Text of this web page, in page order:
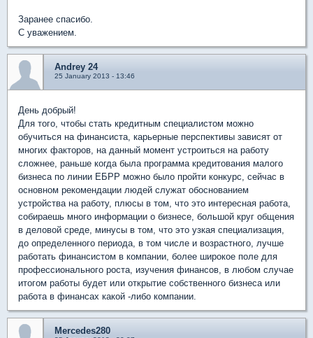
Заранее спасибо.
С уважением.
Andrey 24
25 January 2013 - 13:46
День добрый!
Для того, чтобы стать кредитным специалистом можно
обучиться на финансиста, карьерные перспективы зависят от
многих факторов, на данный момент устроиться на работу
сложнее, раньше когда была программа кредитования малого
бизнеса по линии ЕБРР можно было пройти конкурс, сейчас в
основном рекомендации людей служат обоснованием
устройства на работу, плюсы в том, что это интересная работа,
собираешь много информации о бизнесе, большой круг общения
в деловой среде, минусы в том, что это узкая специализация,
до определенного периода, в том числе и возрастного, лучше
работать финансистом в компании, более широкое поле для
профессионального роста, изучения финансов, в любом случае
итогом работы будет или открытие собственного бизнеса или
работа в финансах какой -либо компании.
Mercedes280